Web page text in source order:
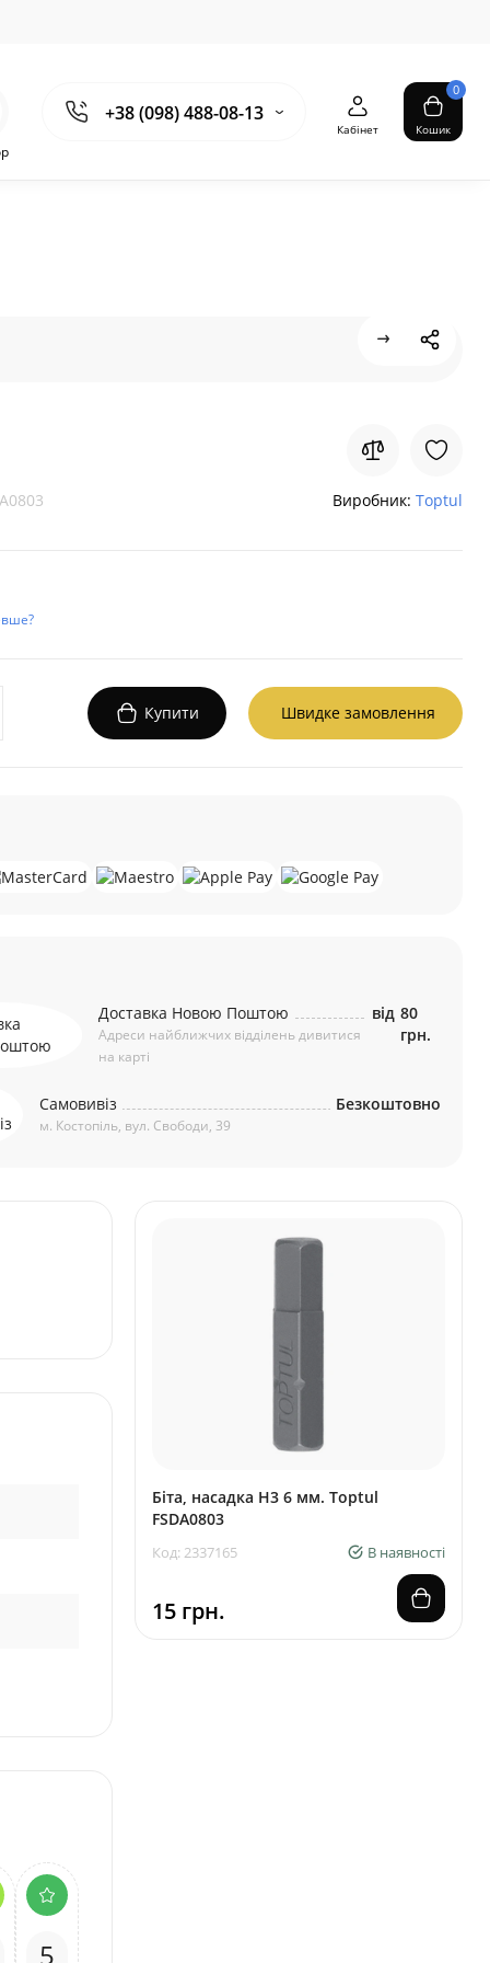
+38 (098) 488-08-13
Кабінет
0
Кошик
Виробник: Toptul
Купити Швидке замовлення
Доставка Новою Поштою
Адреси найближчих відділень дивитися
на карті
від 80
грн.
Самовивіз
м. Костопіль, вул. Свободи, 39
Безкоштовно
5
Біта, насадка H3 6 мм. Toptul
FSDA0803
Код: 2337165 В наявності
15 грн.